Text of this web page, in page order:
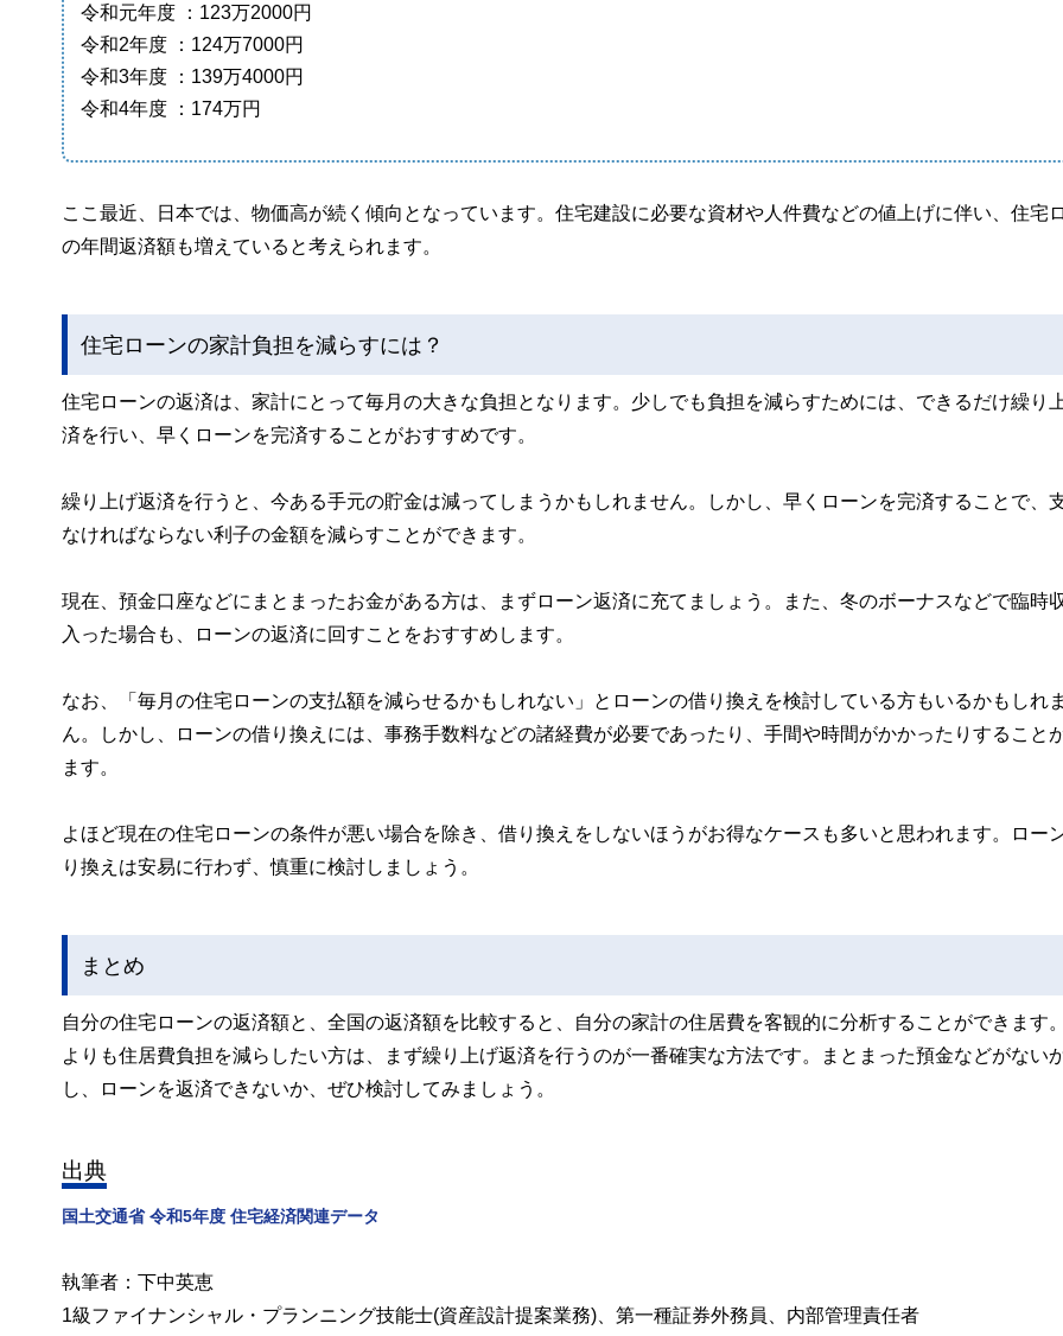
令和元年度 ：123万2000円
令和2年度 ：124万7000円
令和3年度 ：139万4000円
令和4年度 ：174万円
ここ最近、日本では、物価高が続く傾向となっています。住宅建設に必要な資材や人件費などの値上げに伴い、住宅
の年間返済額も増えていると考えられます。
住宅ローンの家計負担を減らすには？
住宅ローンの返済は、家計にとって毎月の大きな負担となります。少しでも負担を減らすためには、できるだけ繰り
済を行い、早くローンを完済することがおすすめです。
繰り上げ返済を行うと、今ある手元の貯金は減ってしまうかもしれません。しかし、早くローンを完済することで、
なければならない利子の金額を減らすことができます。
現在、預金口座などにまとまったお金がある方は、まずローン返済に充てましょう。また、冬のボーナスなどで臨時
入った場合も、ローンの返済に回すことをおすすめします。
なお、「毎月の住宅ローンの支払額を減らせるかもしれない」とローンの借り換えを検討している方もいるかもしれ
ん。しかし、ローンの借り換えには、事務手数料などの諸経費が必要であったり、手間や時間がかかったりすること
ます。
よほど現在の住宅ローンの条件が悪い場合を除き、借り換えをしないほうがお得なケースも多いと思われます。ロー
り換えは安易に行わず、慎重に検討しましょう。
まとめ
自分の住宅ローンの返済額と、全国の返済額を比較すると、自分の家計の住居費を客観的に分析することができます
よりも住居費負担を減らしたい方は、まず繰り上げ返済を行うのが一番確実な方法です。まとまった預金などがない
し、ローンを返済できないか、ぜひ検討してみましょう。
出典
国土交通省 令和5年度 住宅経済関連データ
執筆者：下中英恵
1級ファイナンシャル・プランニング技能士(資産設計提案業務)、第一種証券外務員、内部管理責任者